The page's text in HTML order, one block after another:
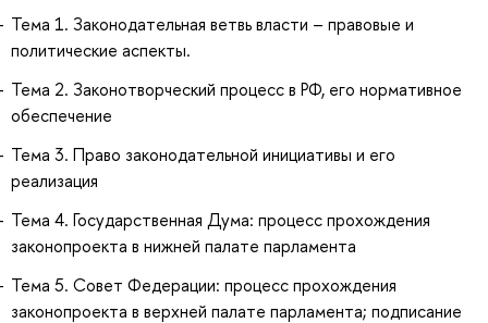
Тема 1. Законодательная ветвь власти – правовые и
политические аспекты.
Тема 2. Законотворческий процесс в РФ, его нормативное
обеспечение
Тема 3. Право законодательной инициативы и его
реализация
Тема 4. Государственная Дума: процесс прохождения
законопроекта в нижней палате парламента
Тема 5. Совет Федерации: процесс прохождения
законопроекта в верхней палате парламента; подписание